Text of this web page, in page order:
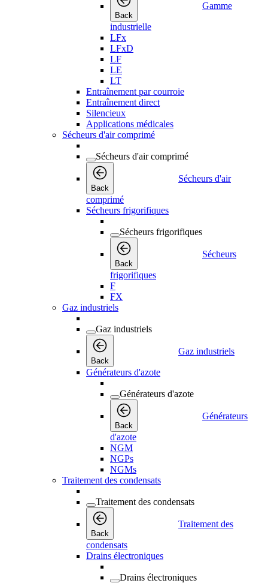
Back
Gamme
industrielle
LFx
LFxD
LF
LE
LT
Entraînement par courroie
Entraînement direct
Silencieux
Applications médicales
Sécheurs d'air comprimé
Sécheurs d'air comprimé
Back
Sécheurs d'air
comprimé
Sécheurs frigorifiques
Sécheurs frigorifiques
Back
Sécheurs
frigorifiques
F
FX
Gaz industriels
Gaz industriels
Back
Gaz industriels
Générateurs d'azote
Générateurs d'azote
Back
Générateurs
d'azote
NGM
NGPs
NGMs
Traitement des condensats
Traitement des condensats
Back
Traitement des
condensats
Drains électroniques
Drains électroniques